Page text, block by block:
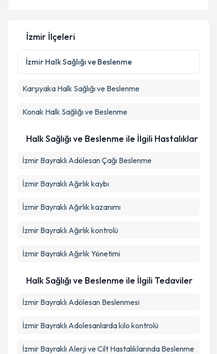
Kişisel verilerimin işlenmesine ilişkinAydınlatma
Metni'ni okudum ve kişisel verilerimin belirtilen
kapsamda işlenmesini kabul ediyorum.
İzmir İlçeleri
İzmir Halk Sağlığı ve Beslenme
Karşıyaka Halk Sağlığı ve Beslenme
Konak Halk Sağlığı ve Beslenme
Halk Sağlığı ve Beslenme ile İlgili Hastalıklar
İzmir Bayraklı Adölesan Çağı Beslenme
İzmir Bayraklı Ağırlık kaybı
İzmir Bayraklı Ağırlık kazanımı
İzmir Bayraklı Ağırlık kontrolü
İzmir Bayraklı Ağırlık Yönetimi
Halk Sağlığı ve Beslenme ile İlgili Tedaviler
İzmir Bayraklı Adölesan Beslenmesi
İzmir Bayraklı Adolesanlarda kilo kontrolü
İzmir Bayraklı Alerji ve Cilt Hastalıklarında Beslenme